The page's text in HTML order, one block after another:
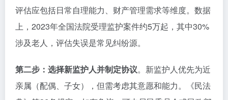
评估应包括日常自理能力、财产管理需求等维度。数据
上，2023年全国法院受理监护案件约5万起，其中30%
涉及老人，评估失误是常见纠纷源。
第二步：选择新监护人并制定协议。新监护人优先为近
亲属（配偶、子女），但需考虑其意愿和能力。《民法